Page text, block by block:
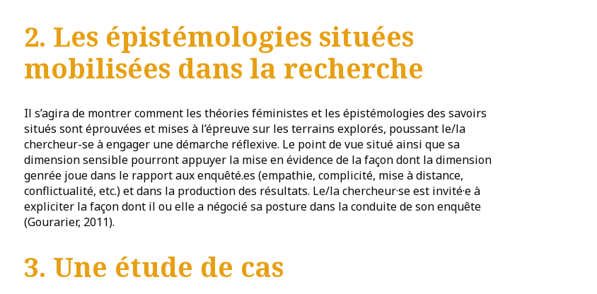
2. Les épistémologies situées
mobilisées dans la recherche
Il s’agira de montrer comment les théories féministes et les épistémologies des savoirs
situés sont éprouvées et mises à l’épreuve sur les terrains explorés, poussant le/la
chercheur-se à engager une démarche réflexive. Le point de vue situé ainsi que sa
dimension sensible pourront appuyer la mise en évidence de la façon dont la dimension
genrée joue dans le rapport aux enquêté.es (empathie, complicité, mise à distance,
conflictualité, etc.) et dans la production des résultats. Le/la chercheur·se est invité·e à
expliciter la façon dont il ou elle a négocié sa posture dans la conduite de son enquête
(Gourarier, 2011).
3. Une étude de cas